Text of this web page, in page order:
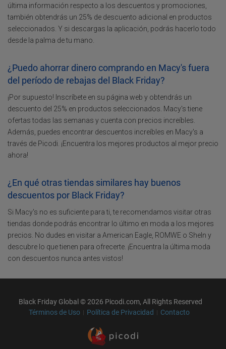
última información respecto a los descuentos y promociones,
también obtendrás un 25% de descuento adicional en productos
seleccionados. Y si descargas la aplicación, podrás hacerlo todo
desde la palma de tu mano.
¿Puedo ahorrar dinero comprando en Macy's fuera
del período de rebajas del Black Friday?
¡Por supuesto! Inscríbete en su página web y obtendrás un
descuento del 25% en productos seleccionados. Macy's tiene
ofertas todas las semanas y cuenta con precios increíbles.
Además, puedes encontrar descuentos increíbles en Macy's a
través de Picodi. ¡Encuentra los mejores productos al mejor precio
ahora!
¿En qué otras tiendas similares hay buenos
descuentos por Black Friday?
Si Macy's no es suficiente para ti, te recomendamos visitar otras
tiendas donde podrás encontrar lo último en moda a los mejores
precios. No dudes en visitar a American Eagle, ROMWE o SheIn y
descubre lo que tienen para ofrecerte. ¡Encuentra la última moda
con descuentos nunca antes vistos!
Black Friday Global © 2026 Picodi.com, All Rights Reserved
Términos de Uso
Política de Privacidad Contacto